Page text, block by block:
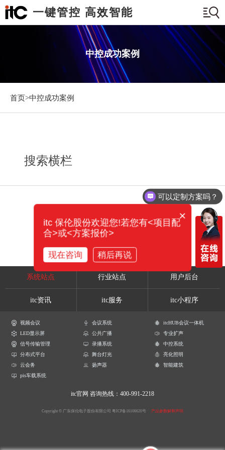
一键管控 高效智能
中控成功案例
首页>中控成功案例
搜索横栏
系统站点 行业站点 用户后台
itc资讯 itc服务 itc小程序
视频会议 会议系统
itcHUB会议一体机
LED显示屏
公共广播
专业扩声
信号传输管理
录播系统
中控系统
分布式平台
舞台灯光
亮化照明
云会务
扬声器
智能建筑
pis车载系统
itc官网 咨询热线：400-991-2218
Copyright © 广东保伦电子股份有限公司 粤ICP备16106620号 产品参数解释声明
可以定制方案吗？
×
itc 保伦股份欢迎您!若您有<项目配
合>或<方案报价>
现在咨询 稍后再说